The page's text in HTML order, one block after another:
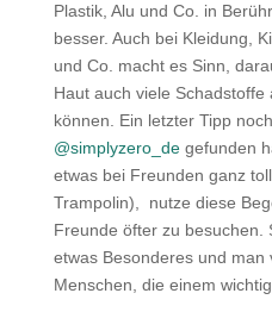
Plastik, Alu und Co. in
besser. Auch bei Kleidung,
und Co. macht es Sinn,
Haut auch viele
können. Ein letzter Tipp
@simplyzero_degefunden
etwas bei Freunden ganz
Trampolin), nutze diese
Freunde öfter zu besuchen.
etwas Besonderes und
Menschen, die einem